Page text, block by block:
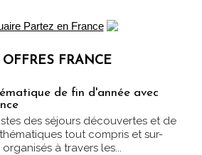
OFFRES FRANCE
de fin d'année avec
des séjours découvertes et de
tout compris et sur-
organisés à travers les...